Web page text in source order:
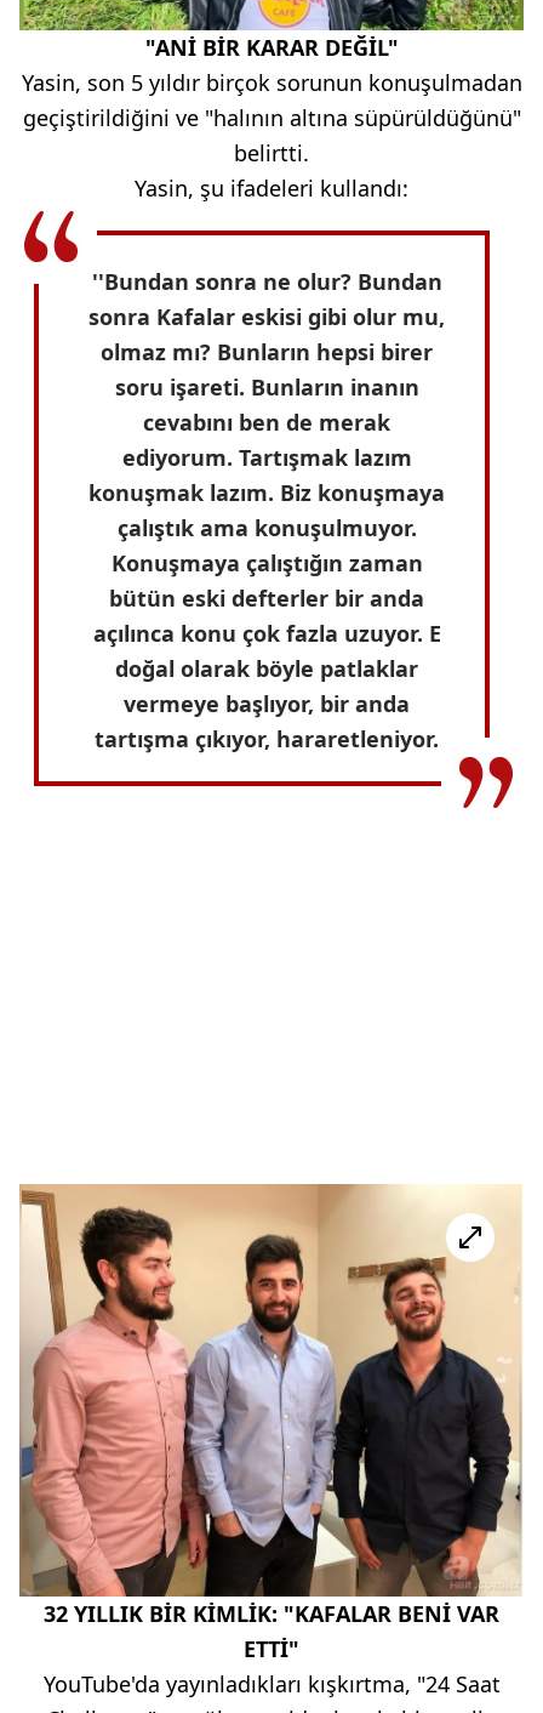
"ANİ BİR KARAR DEĞİL"
Yasin, son 5 yıldır birçok sorunun konuşulmadan
geçiştirildiğini ve "halının altına süpürüldüğünü"
belirtti.
Yasin, şu ifadeleri kullandı:
''Bundan sonra ne olur? Bundan
sonra Kafalar eskisi gibi olur mu,
olmaz mı? Bunların hepsi birer
soru işareti. Bunların inanın
cevabını ben de merak
ediyorum. Tartışmak lazım
konuşmak lazım. Biz konuşmaya
çalıştık ama konuşulmuyor.
Konuşmaya çalıştığın zaman
bütün eski defterler bir anda
açılınca konu çok fazla uzuyor. E
doğal olarak böyle patlaklar
vermeye başlıyor, bir anda
tartışma çıkıyor, hararetleniyor.
32 YILLIK BİR KİMLİK: "KAFALAR BENİ VAR
ETTİ"
YouTube'da yayınladıkları kışkırtma, "24 Saat